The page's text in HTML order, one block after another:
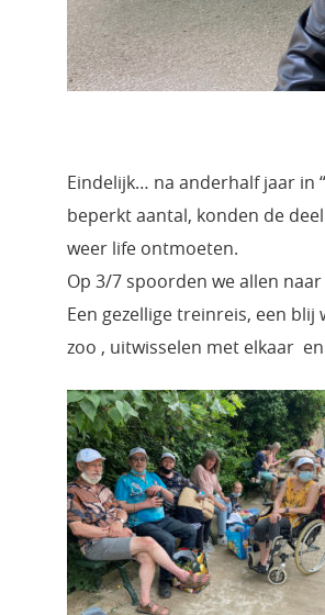
Eindelijk… na anderhalf jaar in
beperkt aantal, konden de
weer life ontmoeten.
Op 3/7 spoorden we allen
Een gezellige treinreis, een
zoo , uitwisselen met elkaar